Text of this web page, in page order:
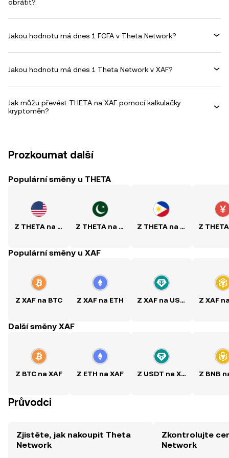
obrátit?
Jakou hodnotu má dnes 1 FCFA v Theta Network?
Jakou hodnotu má dnes 1 Theta Network v XAF?
Jak můžu převést THETA na XAF pomocí kalkulačky
kryptoměn?
Prozkoumat další
Populární směny u THETA
Z THETA na USD Z THETA na PKR Z THETA na PHP
Populární směny u XAF
Z XAF na BTC Z XAF na ETH Z XAF na USDT Z XAF
Další směny XAF
Z BTC na XAF Z ETH na XAF Z USDT na XAF Z BNB
Průvodci
Zjistěte, jak nakoupit Theta
Network
Zkontrolujte
Network